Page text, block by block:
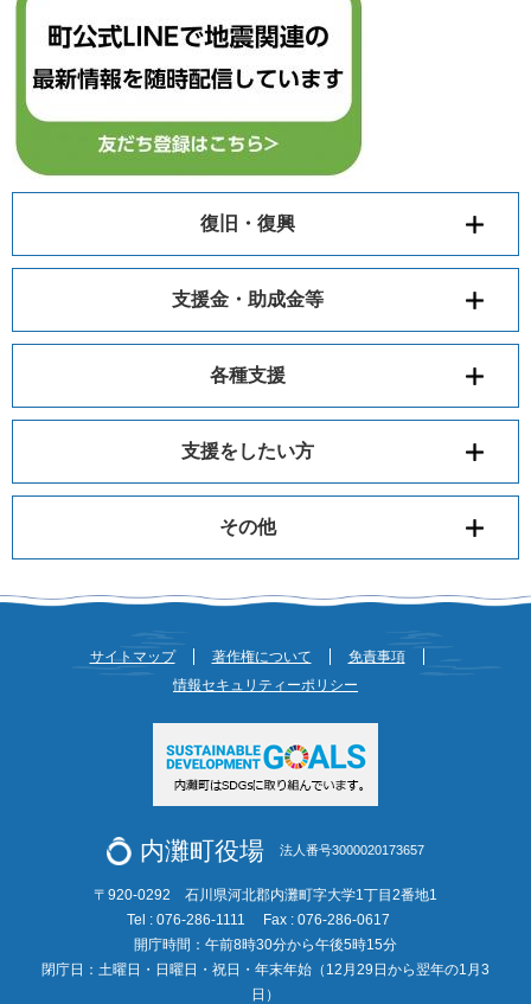
復旧・復興
支援金・助成金等
各種支援
支援をしたい方
その他
サイトマップ 著作権について
免責事項
情報セキュリティーポリシー
内灘町役場 法人番号3000020173657
〒920-0292 石川県河北郡内灘町字大学1丁目2番地1
Tel : 076-286-1111
Fax : 076-286-0617
開庁時間：午前8時30分から午後5時15分
閉庁日：土曜日・日曜日・祝日・年末年始（12月29日から翌年の1月3
日）